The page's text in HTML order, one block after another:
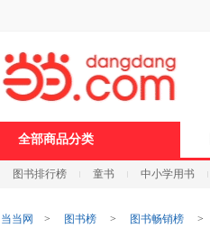
打
开
无
障
页
加
全部商品分类
图书排行榜 童书 中小学用书
当当网 > 图书榜 > 图书畅销榜 >